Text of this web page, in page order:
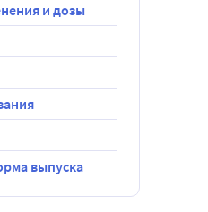
и дозы
выпуска